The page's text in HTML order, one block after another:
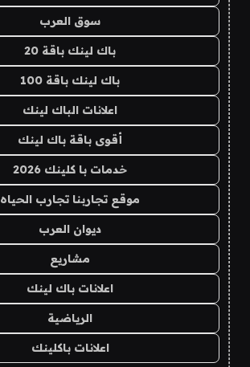
سوق العرب
باك لينك باقة 20
باك لينك باقة 100
اعلانات الباك لينك
أقوى باقة باك لينك
خدمات با كلينك 2026
موقع تجاربنا تجارب الحياه
ديوان العرب
مشاريع
اعلانات باك لينك
الرياضية
اعلانات باكلينك